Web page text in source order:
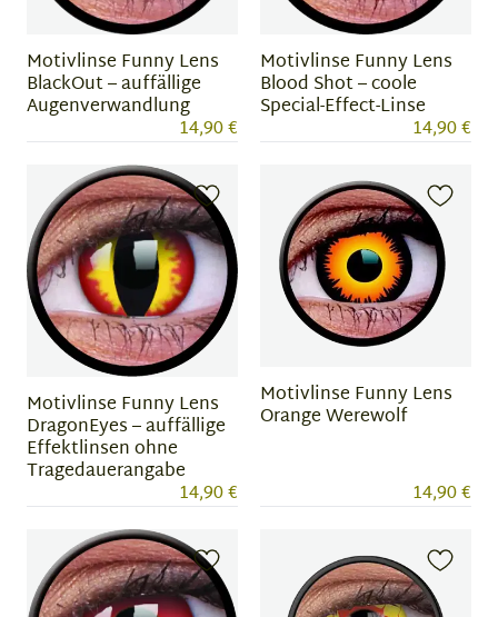
Motivlinse Funny Lens
BlackOut – auffällige
Augenverwandlung
14,90 €
Motivlinse Funny Lens
Blood Shot – coole
Special-Effect-Linse
14,90 €
Motivlinse Funny Lens
DragonEyes – auffällige
Effektlinsen ohne
Tragedauerangabe
14,90 €
Motivlinse Funny Lens
Orange Werewolf
14,90 €